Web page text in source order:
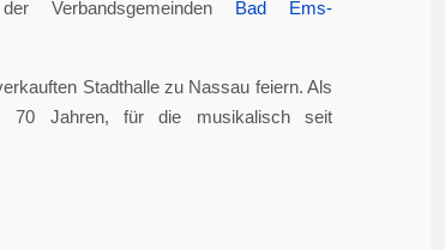
Verbandsgemeinden Bad Ems-
Stadthalle zu Nassau feiern. Als
70 Jahren, für die musikalisch seit